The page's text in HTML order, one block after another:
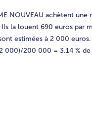
NOUVEAU achètent une
la louent 690 euros par
estimées à 2 000 euros.
000)/200 000 = 3.14 %